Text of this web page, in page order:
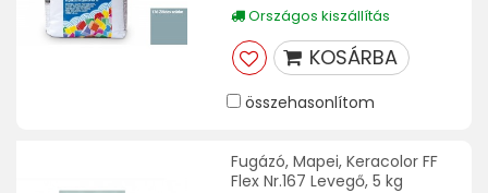
Országos kiszállítás
KOSÁRBA
összehasonlítom
Fugázó, Mapei, Keracolor FF
Flex Nr.167 Levegő, 5 kg